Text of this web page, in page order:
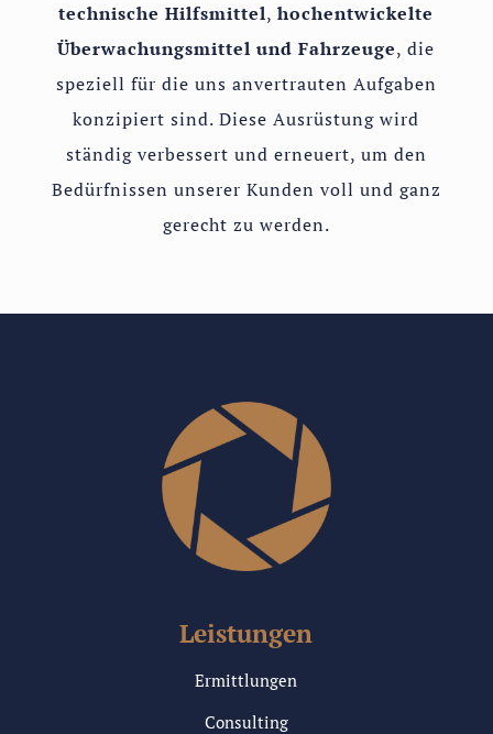
technische Hilfsmittel,hochentwickelte
Überwachungsmittel und Fahrzeuge, die
speziell für die uns anvertrauten Aufgaben
konzipiert sind. Diese Ausrüstung wird
ständig verbessert und erneuert, um den
Bedürfnissen unserer Kunden voll und ganz
gerecht zu werden.
Leistungen
Ermittlungen
Consulting